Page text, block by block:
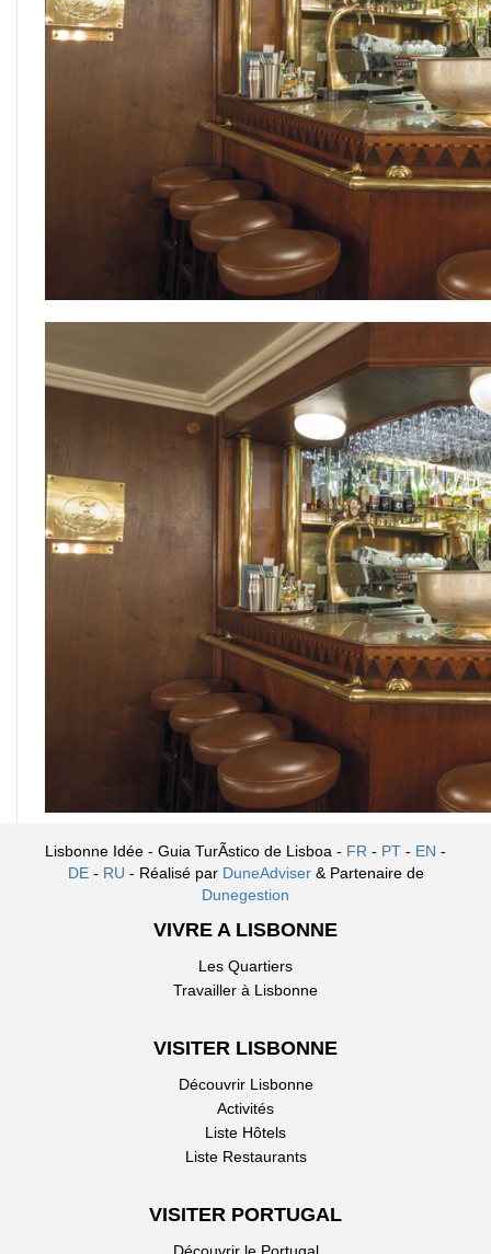
Lisbonne Idée - Guia TurÃ­stico de Lisboa - FR - PT - EN -
DE- RU - Réalisé par DuneAdviser & Partenaire de
Dunegestion
VIVRE A LISBONNE
Les Quartiers
Travailler à Lisbonne
VISITER LISBONNE
Découvrir Lisbonne
Activités
Liste Hôtels
Liste Restaurants
VISITER PORTUGAL